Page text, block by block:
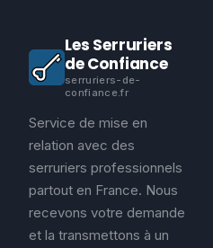
Les Serruriers
de Confiance
serruriers-de-
confiance.fr
Service de mise en
relation avec des
serruriers professionnels
partout en France. Nous
recevons votre demande
et la transmettons à un